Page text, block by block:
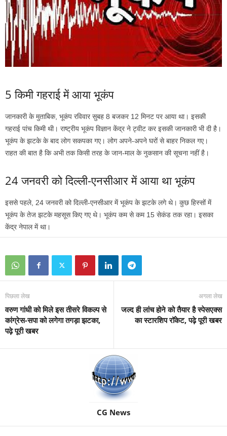
5 किमी गहराई में आया भूकंप
जानकारी के मुताबिक, भूकंप रविवार सुबह 8 बजकर 12 मिनट पर आया था। इसकी
गहराई पांच किमी थी। राष्ट्रीय भूकंप विज्ञान केंद्र ने ट्वीट कर इसकी जानकारी भी दी है।
भूकंप के झटके के बाद लोग सकपका गए। लोग अपने-अपने घरों से बाहर निकल गए।
राहत की बात है कि अभी तक किसी तरह के जान-माल के नुकसान की सूचना नहीं है।
24 जनवरी को दिल्ली-एनसीआर में आया था भूकंप
इससे पहले, 24 जनवरी को दिल्ली-एनसीआर में भूकंप के झटके लगे थे। कुछ हिस्सों में
भूकंप के तेज झटके महसूस किए गए थे। भूकंप कम से कम 15 सेकंड तक रहा। इसका
केंद्र नेपाल में था।
पिछला लेख
वरुण गांधी को मिले इस तीसरे विकल्प से
कांग्रेस-सपा को लगेगा तगड़ा झटका,
पढ़े पूरी खबर
अगला लेख
जल्द ही लांच होने को तैयार है स्पेसएक्स
का स्टारशिप रॉकेट, पढ़े पूरी खबर
CG News